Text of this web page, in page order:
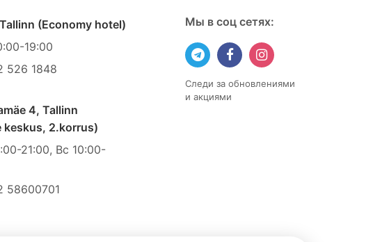
(Economy hotel)
19:00
526 1848
4, Tallinn
keskus, 2.korrus)
21:00, Вс 10:00-
58600701
Мы в соц сетях:
Следи за обновлениями
и акциями